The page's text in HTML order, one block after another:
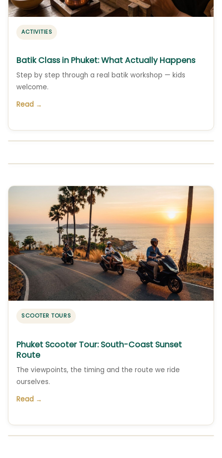
ACTIVITIES
Batik Class in Phuket: What Actually Happens
Step by step through a real batik workshop — kids
welcome.
Read →
SCOOTER TOURS
Phuket Scooter Tour: South-Coast Sunset
Route
The viewpoints, the timing and the route we ride
ourselves.
Read →